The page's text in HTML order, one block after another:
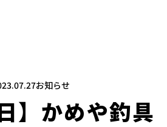
お知らせ
】かめや釣具